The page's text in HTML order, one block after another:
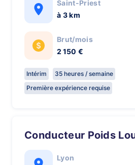
Saint-Priest
à 3 km
Brut/mois
2 150 €
Intérim
35 heures / semaine
Première expérience requise
Conducteur Poids
Lyon